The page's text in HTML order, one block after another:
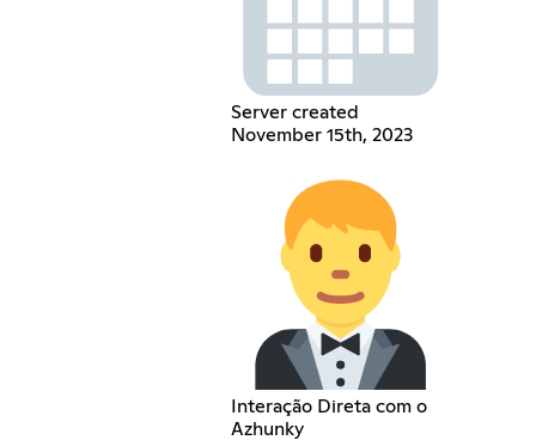
Server created
November 15th, 2023
Interação Direta com o
Azhunky